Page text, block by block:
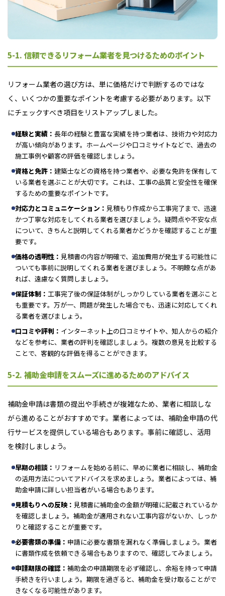
5-1. 信頼できるリフォーム業者を見つけるためのポイント
リフォーム業者の選び方は、単に価格だけで判断するのではな
く、いくつかの重要なポイントを考慮する必要があります。以下
にチェックすべき項目をリストアップしました。
経験と実績： 長年の経験と豊富な実績を持つ業者は、技術力や対応力
が高い傾向があります。ホームページや口コミサイトなどで、過去の
施工事例や顧客の評価を確認しましょう。
資格と免許： 建築士などの資格を持つ業者や、必要な免許を保有して
いる業者を選ぶことが大切です。これは、工事の品質と安全性を確保
するための重要なポイントです。
対応力とコミュニケーション： 見積もり作成から工事完了まで、迅速
かつ丁寧な対応をしてくれる業者を選びましょう。疑問点や不安な点
について、きちんと説明してくれる業者かどうかを確認することが重
要です。
価格の透明性： 見積書の内容が明確で、追加費用が発生する可能性に
ついても事前に説明してくれる業者を選びましょう。不明瞭な点があ
れば、遠慮なく質問しましょう。
保証体制： 工事完了後の保証体制がしっかりしている業者を選ぶこと
も重要です。万が一、問題が発生した場合でも、迅速に対応してくれ
る業者を選びましょう。
口コミや評判： インターネット上の口コミサイトや、知人からの紹介
などを参考に、業者の評判を確認しましょう。複数の意見を比較する
ことで、客観的な評価を得ることができます。
5-2. 補助金申請をスムーズに進めるためのアドバイス
補助金申請は書類の提出や手続きが複雑なため、業者に相談しな
がら進めることがおすすめです。業者によっては、補助金申請の代
行サービスを提供している場合もあります。事前に確認し、活用
を検討しましょう。
早期の相談： リフォームを始める前に、早めに業者に相談し、補助金
の活用方法についてアドバイスを求めましょう。業者によっては、補
助金申請に詳しい担当者がいる場合もあります。
見積もりへの反映： 見積書に補助金の金額が明確に記載されているか
を確認しましょう。補助金が適用されない工事内容がないか、しっか
りと確認することが重要です。
必要書類の準備： 申請に必要な書類を漏れなく準備しましょう。業者
に書類作成を依頼できる場合もありますので、確認してみましょう。
申請期限の確認： 補助金の申請期限を必ず確認し、余裕を持って申請
手続きを行いましょう。期限を過ぎると、補助金を受け取ることがで
きなくなる可能性があります。